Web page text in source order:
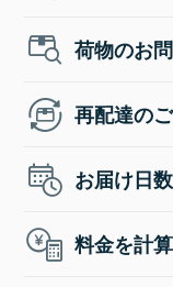
荷物のお
再配達の
お届け日
料金を計